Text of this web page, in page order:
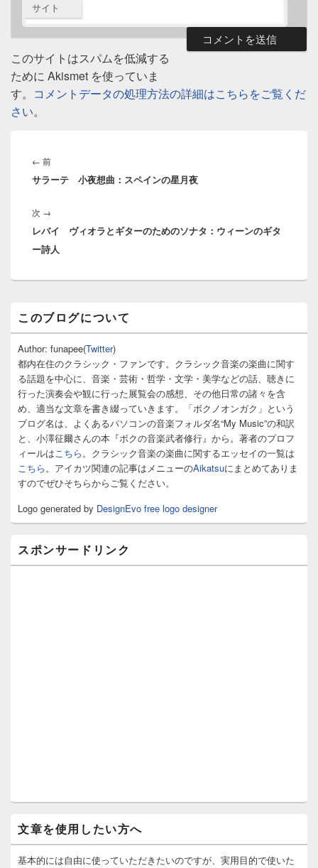
サイト
このサイトはスパムを低減する
ために Akismet を使っていま
す。 コメントデータの処理方法の詳細はこちらをご覧くだ
さい。
稿
ナ
ゲ
ー
シ
ョ
← 前前
の
サラーテ 小夜想曲：スペインの星月夜
次 →
の
投
レバイ ヴィオラとギターのためのソナタ：ウィーンのギタ
ー詩人
ン
サ
イ
バ
ー
ウ
ィ
ト
エ
ア
このブログについて
Author: funapee(Twitter)
都内在住のクラシック・ファンです。クラシック音楽の楽曲に関す
る話題を中心に、音楽・芸術・哲学・文学・美学などの話、聴きに
行った演奏会や観に行った展覧会の感想、その他日常の諸々を含
め、適当な文章を書き綴っていきます。「ボクノオンガク」という
ブログ名は、よくあるパソコンの音楽フォルダ名“My Music”の和訳
と、小澤征爾さんの本『ボクの音楽武者修行』から。著者のプロフ
ィールはこちら。クラシック音楽の楽曲に関するエッセイの一覧は
こちら。アイカツ関連の記事はメニューのAikatsuにまとめてありま
すのでぜひそちらからご覧ください。
Logo generated by DesignEvo free logo designer
スポンサードリンク
文章を使用したい方へ
基本的には自由に使っていただきたいのですが、実用目的で使いた